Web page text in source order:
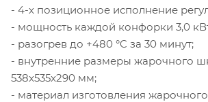
- 4-х позиционное исполнение
- мощность каждой конфорки 3,0
- разогрев до +480 °C за 30 минут;
- внутренние размеры жарочного
538x535x290 мм;
- материал изготовления